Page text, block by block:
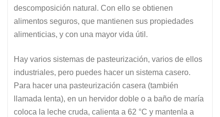
descomposición natural. Con ello se obtienen
alimentos seguros, que mantienen sus propiedades
alimenticias, y con una mayor vida útil.
Hay varios sistemas de pasteurización, varios de ellos
industriales, pero puedes hacer un sistema casero.
Para hacer una pasteurización casera (también
llamada lenta), en un hervidor doble o a baño de maría
coloca la leche cruda, calienta a 62 °C y mantenla a